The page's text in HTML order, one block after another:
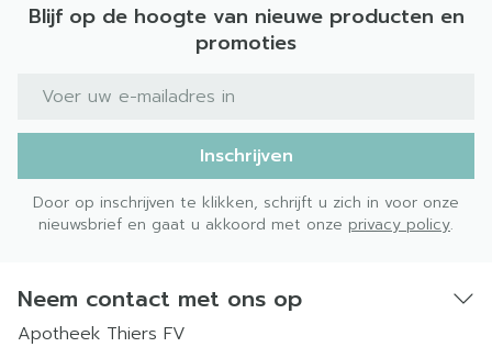
Blijf op de hoogte van nieuwe producten en
promoties
E-mail adres
Inschrijven
Door op inschrijven te klikken, schrijft u zich in voor onze
nieuwsbrief en gaat u akkoord met onze privacy policy.
Neem contact met ons op
Apotheek Thiers FV